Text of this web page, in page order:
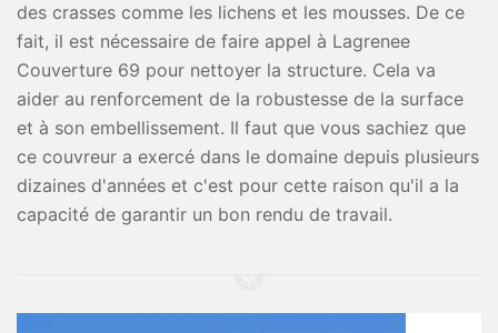
des crasses comme les lichens et les mousses. De ce
fait, il est nécessaire de faire appel à Lagrenee
Couverture 69 pour nettoyer la structure. Cela va
aider au renforcement de la robustesse de la surface
et à son embellissement. Il faut que vous sachiez que
ce couvreur a exercé dans le domaine depuis plusieurs
dizaines d'années et c'est pour cette raison qu'il a la
capacité de garantir un bon rendu de travail.